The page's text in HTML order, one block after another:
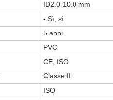
ID2.0-10.0 mm
- Sì, sì.
5 anni
PVC
CE, ISO
Classe II
ISO